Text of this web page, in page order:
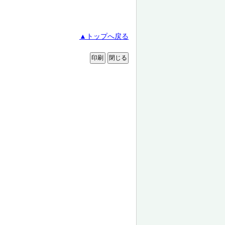
▲トップへ戻る